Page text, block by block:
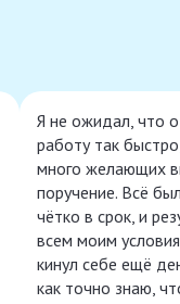
Я не ожидал, что
работу так
много желающих
поручение. Всё
чётко в срок, и
всем моим
кинул себе ещё
как точно знаю,